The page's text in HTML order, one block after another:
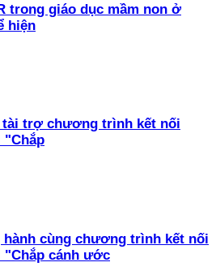
trong giáo dục mầm non ở
hiện
tài trợ chương trình kết nối
"Chắp
hành cùng chương trình kết nối
"Chắp cánh ước